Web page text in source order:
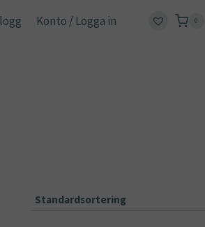
Konto / Logga in 0